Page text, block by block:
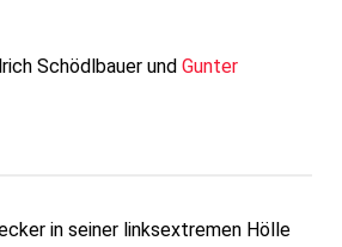
Schödlbauer und Gunter
in seiner linksextremen Hölle